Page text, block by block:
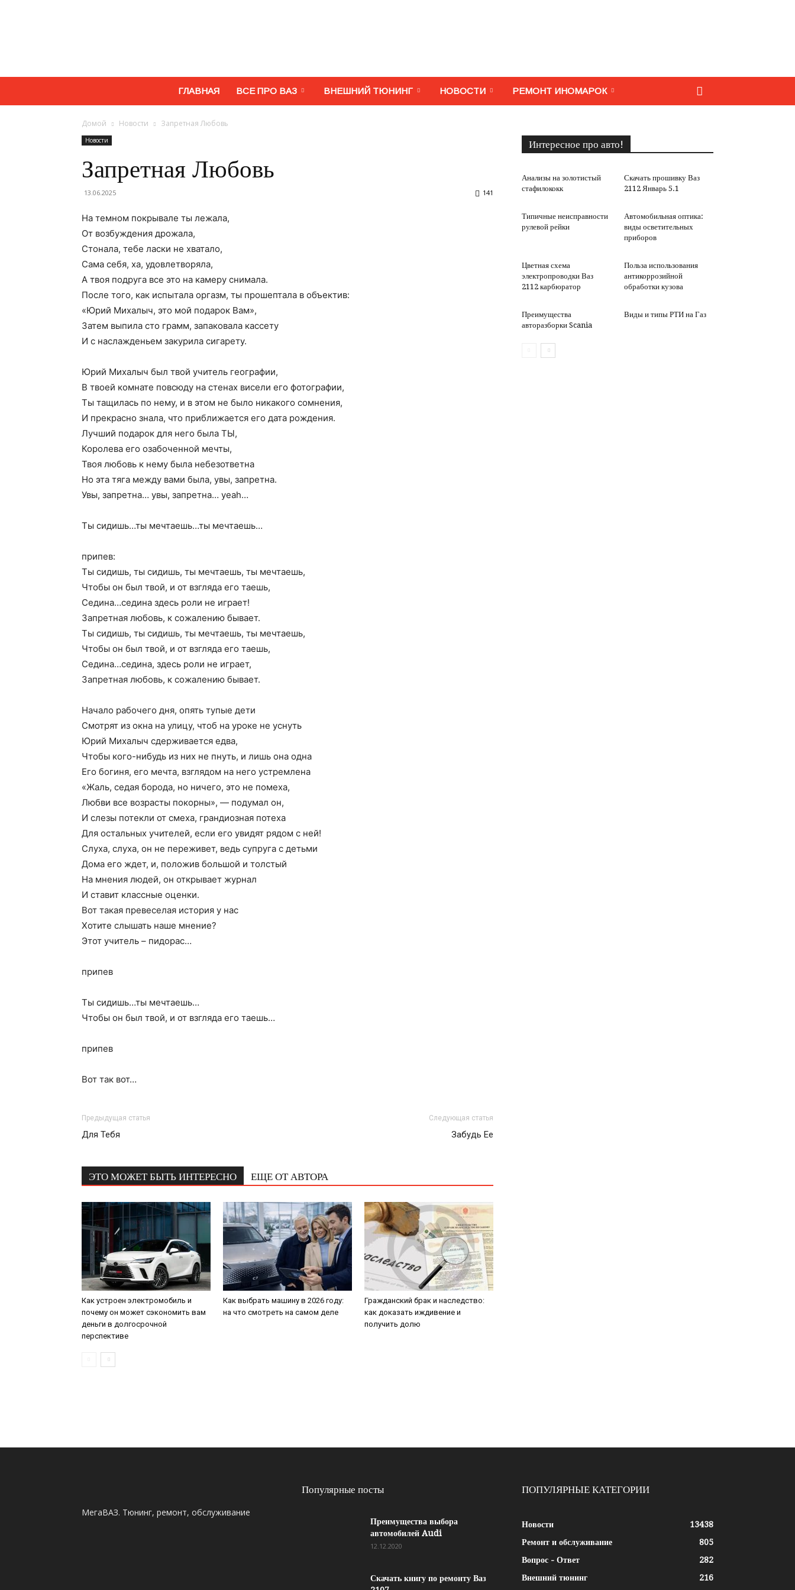
МегаВАЗ.
ГЛАВНАЯ ВСЕ ПРО ВАЗ ВНЕШНИЙ ТЮНИНГ НОВОСТИ РЕМОНТ ИНОМАРОК
Домой Новости Запретная Любовь
Новости
Запретная Любовь
13.06.2025 141
На темном покрывале ты лежала,
От возбуждения дрожала,
Стонала, тебе ласки не хватало,
Сама себя, ха, удовлетворяла,
А твоя подруга все это на камеру снимала.
После того, как испытала оргазм, ты прошептала в объектив:
«Юрий Михалыч, это мой подарок Вам»,
Затем выпила сто грамм, запаковала кассету
И с наслажденьем закурила сигарету.
Юрий Михалыч был твой учитель географии,
В твоей комнате повсюду на стенах висели его фотографии,
Ты тащилась по нему, и в этом не было никакого сомнения,
И прекрасно знала, что приближается его дата рождения.
Лучший подарок для него была ТЫ,
Королева его озабоченной мечты,
Твоя любовь к нему была небезответна
Но эта тяга между вами была, увы, запретна.
Увы, запретна… увы, запретна… yeah…
Ты сидишь…ты мечтаешь…ты мечтаешь…
припев:
Ты сидишь, ты сидишь, ты мечтаешь, ты мечтаешь,
Чтобы он был твой, и от взгляда его таешь,
Седина…седина здесь роли не играет!
Запретная любовь, к сожалению бывает.
Ты сидишь, ты сидишь, ты мечтаешь, ты мечтаешь,
Чтобы он был твой, и от взгляда его таешь,
Седина…седина, здесь роли не играет,
Запретная любовь, к сожалению бывает.
Начало рабочего дня, опять тупые дети
Смотрят из окна на улицу, чтоб на уроке не уснуть
Юрий Михалыч сдерживается едва,
Чтобы кого-нибудь из них не пнуть, и лишь она одна
Его богиня, его мечта, взглядом на него устремлена
«Жаль, седая борода, но ничего, это не помеха,
Любви все возрасты покорны», — подумал он,
И слезы потекли от смеха, грандиозная потеха
Для остальных учителей, если его увидят рядом с ней!
Слуха, слуха, он не переживет, ведь супруга с детьми
Дома его ждет, и, положив большой и толстый
На мнения людей, он открывает журнал
И ставит классные оценки.
Вот такая превеселая история у нас
Хотите слышать наше мнение?
Этот учитель – пидорас…
припев
Ты сидишь…ты мечтаешь…
Чтобы он был твой, и от взгляда его таешь…
припев
Вот так вот…
Предыдущая статья
Для Тебя
Следующая статья
Забудь Ее
ЭТО МОЖЕТ БЫТЬ ИНТЕРЕСНО ЕЩЕ ОТ АВТОРА
Как устроен электромобиль и
почему он может сэкономить вам
деньги в долгосрочной
перспективе
Как выбрать машину в 2026 году:
на что смотреть на самом деле
Гражданский брак и наследство:
как доказать иждивение и
получить долю
Интересное про авто!
Анализы на золотистый
стафилококк
Скачать прошивку Ваз
2112 Январь 5.1
Типичные неисправности
рулевой рейки
Автомобильная оптика:
виды осветительных
приборов
Цветная схема
электропроводки Ваз
2112 карбюратор
Польза использования
антикоррозийной
обработки кузова
Преимущества
авторазборки Scania
Виды и типы РТИ на Газ
МегаВАЗ. Тюнинг, ремонт, обслуживание
Популярные посты
Преимущества выбора
автомобилей Audi
12.12.2020
Скачать книгу по ремонту Ваз
ПОПУЛЯРНЫЕ КАТЕГОРИИ
Новости
13438
Ремонт и обслуживание
805
Вопрос - Ответ
282
Внешний тюнинг
216